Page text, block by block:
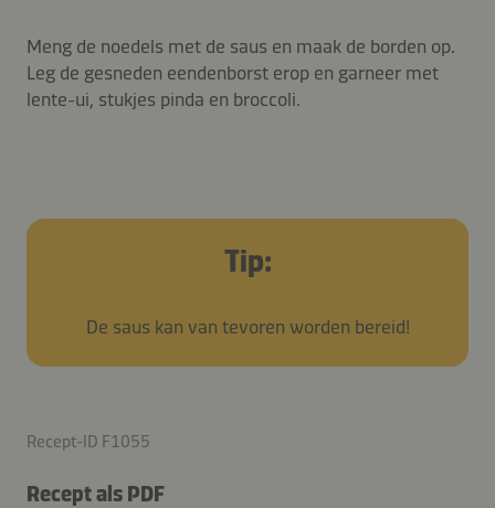
Meng de noedels met de saus en maak de borden op.
Leg de gesneden eendenborst erop en garneer met
lente-ui, stukjes pinda en broccoli.
Tip:
De saus kan van tevoren worden bereid!
Recept-ID F1055
Recept als PDF